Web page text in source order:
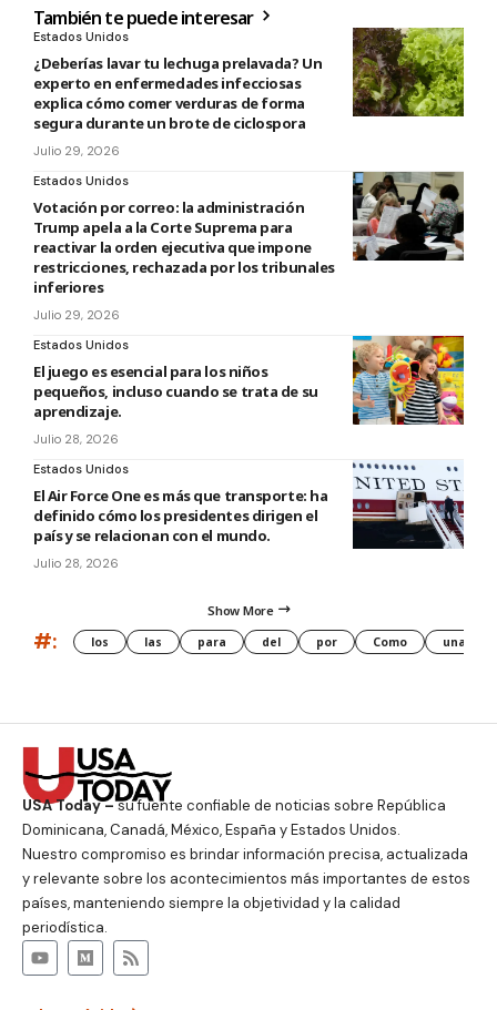
También te puede interesar
Estados Unidos
¿Deberías lavar tu lechuga prelavada? Un
experto en enfermedades infecciosas
explica cómo comer verduras de forma
segura durante un brote de ciclospora
Julio 29, 2026
Estados Unidos
Votación por correo: la administración
Trump apela a la Corte Suprema para
reactivar la orden ejecutiva que impone
restricciones, rechazada por los tribunales
inferiores
Julio 29, 2026
Estados Unidos
El juego es esencial para los niños
pequeños, incluso cuando se trata de su
aprendizaje.
Julio 28, 2026
Estados Unidos
El Air Force One es más que transporte: ha
definido cómo los presidentes dirigen el
país y se relacionan con el mundo.
Julio 28, 2026
Show More
#: los las para del por Como una
USA Today –su fuente confiable de noticias sobre República
Dominicana, Canadá, México, España y Estados Unidos.
Nuestro compromiso es brindar información precisa, actualizada
y relevante sobre los acontecimientos más importantes de estos
países, manteniendo siempre la objetividad y la calidad
periodística.